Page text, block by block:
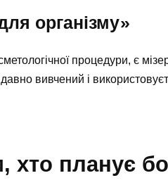
організму»
процедури, є
вивчений і
хто планує